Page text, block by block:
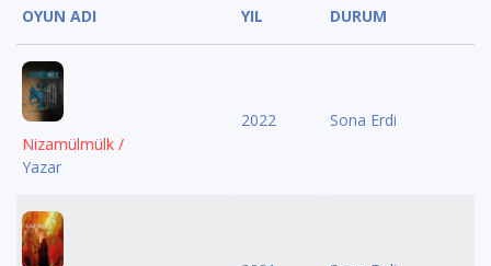
OYUN ADI YIL DURUM
Nizamülmülk /
Yazar
2022 Sona Erdi